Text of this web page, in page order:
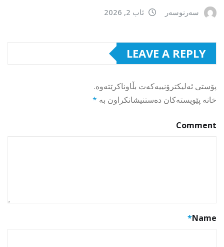
سەرنوسەر ئاب 2, 2026
LEAVE A REPLY
پۆستی ئەلیکترۆنییەکەت بڵاوناکرێتەوە.
خانە پێویستەکان دەستنیشانکراون بە *
Comment
Name
*